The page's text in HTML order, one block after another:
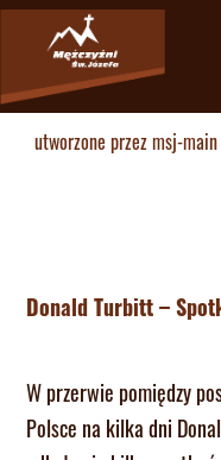
utworzone przezmsj-main
Donald Turbitt –
W przerwie pomiędzy
Polsce na kilka dni